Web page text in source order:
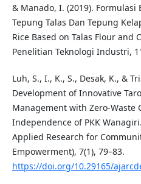
& Manado, I. (2019). Formulasi
Tepung Talas Dan Tepung
Rice Based on Talas Flour and
Penelitian Teknologi Industri,
Luh, S., I., K., S., Desak, K., &
Development of Innovative
Management with Zero-Waste
Independence of PKK
Applied Research for
Empowerment), 7(1), 79–83.
https://doi.org/10.29165/